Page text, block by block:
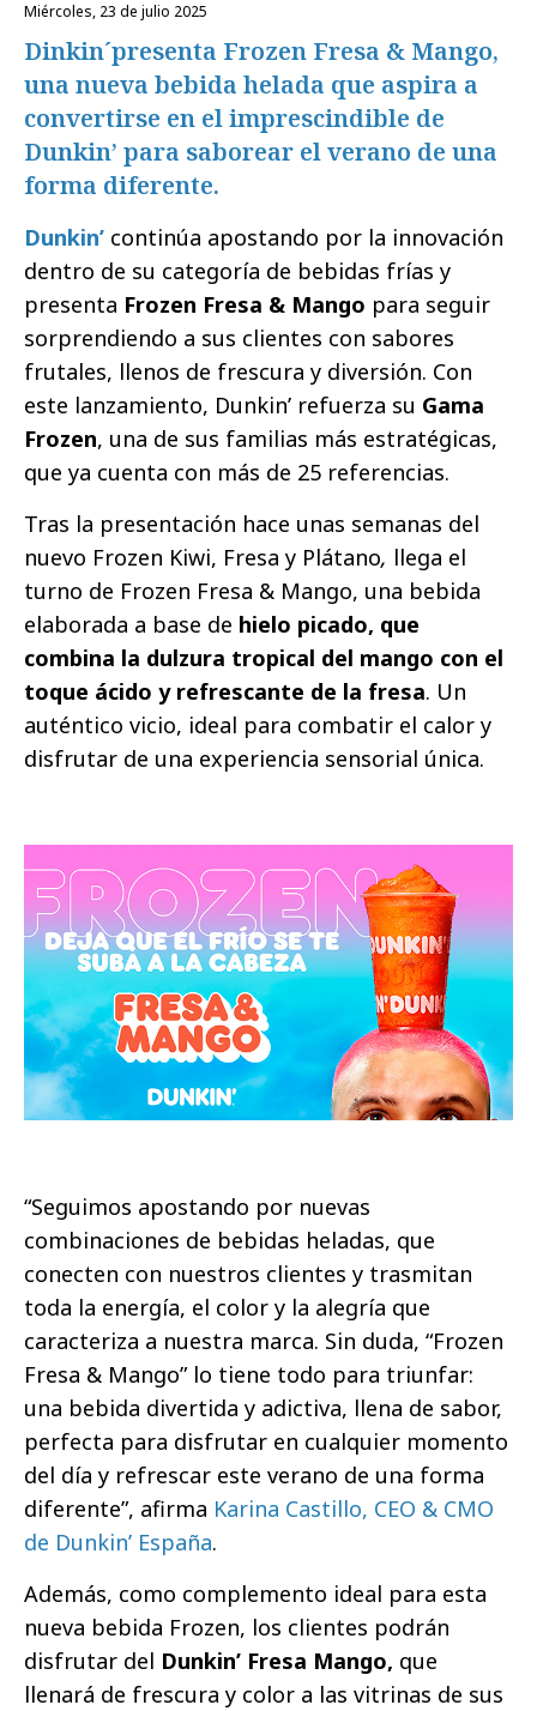
miércoles, 23 de julio 2025
Dinkin´presenta Frozen Fresa & Mango,
una nueva bebida helada que aspira a
convertirse en el imprescindible de
Dunkin’ para saborear el verano de una
forma diferente.
Dunkin’ continúa apostando por la innovación
dentro de su categoría de bebidas frías y
presenta Frozen Fresa & Mango para seguir
sorprendiendo a sus clientes con sabores
frutales, llenos de frescura y diversión. Con
este lanzamiento, Dunkin’ refuerza su Gama
Frozen, una de sus familias más estratégicas,
que ya cuenta con más de 25 referencias.
Tras la presentación hace unas semanas del
nuevo Frozen Kiwi, Fresa y Plátano, llega el
turno de Frozen Fresa & Mango, una bebida
elaborada a base de hielo picado, que
combina la dulzura tropical del mango con el
toque ácido y refrescante de la fresa. Un
auténtico vicio, ideal para combatir el calor y
disfrutar de una experiencia sensorial única.
“Seguimos apostando por nuevas
combinaciones de bebidas heladas, que
conecten con nuestros clientes y trasmitan
toda la energía, el color y la alegría que
caracteriza a nuestra marca. Sin duda, “Frozen
Fresa & Mango” lo tiene todo para triunfar:
una bebida divertida y adictiva, llena de sabor,
perfecta para disfrutar en cualquier momento
del día y refrescar este verano de una forma
diferente”, afirma Karina Castillo, CEO & CMO
de Dunkin’ España.
Además, como complemento ideal para esta
nueva bebida Frozen, los clientes podrán
disfrutar del Dunkin’ Fresa Mango, que
llenará de frescura y color a las vitrinas de sus